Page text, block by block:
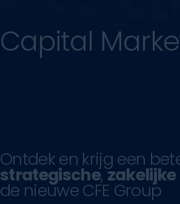
Capital
Ontdek en krijg een
strategische,zakelijke
de nieuwe CFE Group